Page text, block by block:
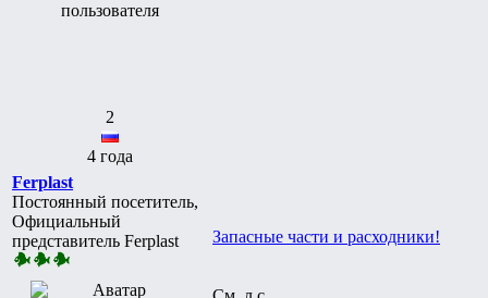
2
4 года
Ferplast
Постоянный посетитель,
Официальный
представитель Ferplast
Запасные части и расходники!